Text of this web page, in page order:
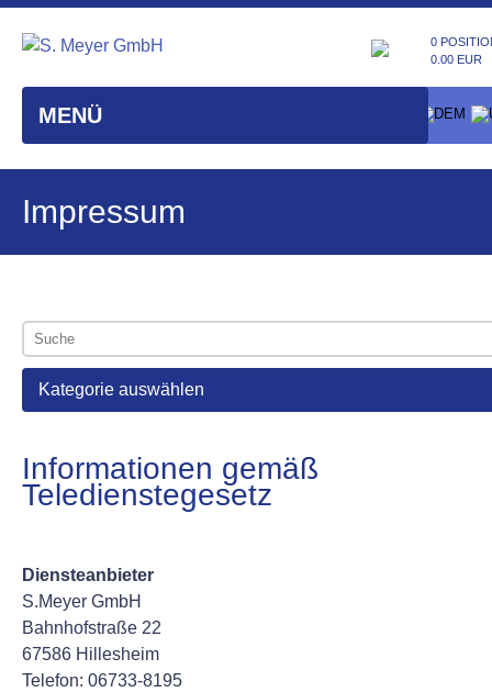
MENÜ
0
0.00 EUR
Impressum
Kategorie auswählen
Informationen gemäß
Teledienstegesetz
Diensteanbieter
S.Meyer GmbH
Bahnhofstraße 22
67586 Hillesheim
Telefon: 06733-8195